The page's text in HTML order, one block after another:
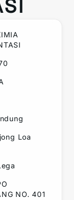
Loa
NO. 401